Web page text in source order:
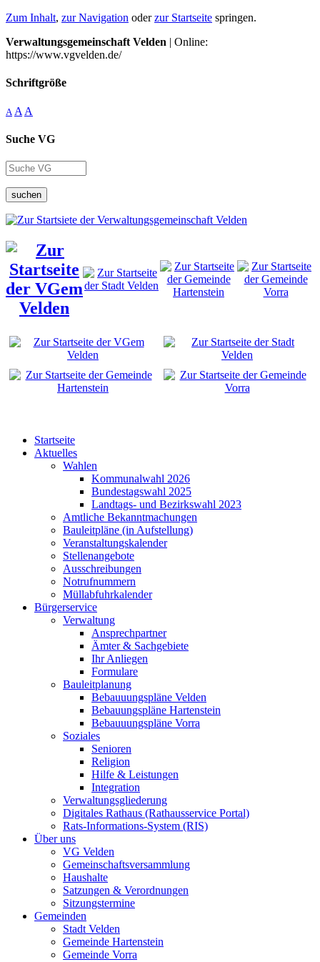
Zum Inhalt, zur Navigation oderzur Startseite springen.
Verwaltungsgemeinschaft Velden | Online:
https://www.vgvelden.de/
Schriftgröße
A A A
Suche VG
suchen
Startseite
Aktuelles
Wahlen
Kommunalwahl 2026
Bundestagswahl 2025
Landtags- und Bezirkswahl 2023
Amtliche Bekanntmachungen
Bauleitpläne (in Aufstellung)
Veranstaltungskalender
Stellenangebote
Ausschreibungen
Notrufnummern
Müllabfuhrkalender
Bürgerservice
Verwaltung
Ansprechpartner
Ämter & Sachgebiete
Ihr Anliegen
Formulare
Bauleitplanung
Bebauuungspläne Velden
Bebauungspläne Hartenstein
Bebauuungspläne Vorra
Soziales
Senioren
Religion
Hilfe & Leistungen
Integration
Verwaltungsgliederung
Digitales Rathaus (Rathausservice Portal)
Rats-Informations-System (RIS)
Über uns
VG Velden
Gemeinschaftsversammlung
Haushalte
Satzungen & Verordnungen
Sitzungstermine
Gemeinden
Stadt Velden
Gemeinde Hartenstein
Gemeinde Vorra